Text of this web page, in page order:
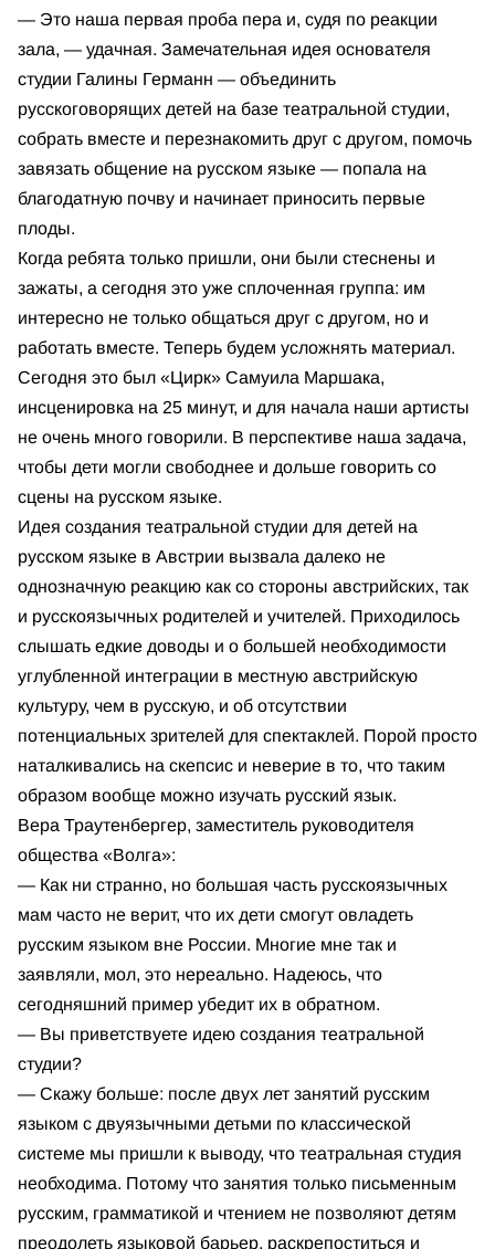
— Это наша первая проба пера и, судя по реакции
зала, — удачная. Замечательная идея основателя
студии Галины Германн — объединить
русскоговорящих детей на базе театральной студии,
собрать вместе и перезнакомить друг с другом, помочь
завязать общение на русском языке — попала на
благодатную почву и начинает приносить первые
плоды.
Когда ребята только пришли, они были стеснены и
зажаты, а сегодня это уже сплоченная группа: им
интересно не только общаться друг с другом, но и
работать вместе. Теперь будем усложнять материал.
Сегодня это был «Цирк» Самуила Маршака,
инсценировка на 25 минут, и для начала наши артисты
не очень много говорили. В перспективе наша задача,
чтобы дети могли свободнее и дольше говорить со
сцены на русском языке.
Идея создания театральной студии для детей на
русском языке в Австрии вызвала далеко не
однозначную реакцию как со стороны австрийских, так
и русскоязычных родителей и учителей. Приходилось
слышать едкие доводы и о большей необходимости
углубленной интеграции в местную австрийскую
культуру, чем в русскую, и об отсутствии
потенциальных зрителей для спектаклей. Порой просто
наталкивались на скепсис и неверие в то, что таким
образом вообще можно изучать русский язык.
Вера Траутенбергер, заместитель руководителя
общества «Волга»:
— Как ни странно, но большая часть русскоязычных
мам часто не верит, что их дети смогут овладеть
русским языком вне России. Многие мне так и
заявляли, мол, это нереально. Надеюсь, что
сегодняшний пример убедит их в обратном.
— Вы приветствуете идею создания театральной
студии?
— Скажу больше: после двух лет занятий русским
языком с двуязычными детьми по классической
системе мы пришли к выводу, что театральная студия
необходима. Потому что занятия только письменным
русским, грамматикой и чтением не позволяют детям
преодолеть языковой барьер, раскрепоститься и